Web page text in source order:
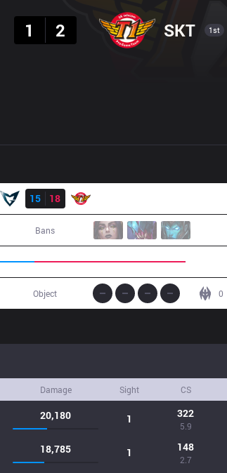
1
2 SKT 1st
15
18
Bans
0
Object
Damage Sight CS
20,180 1 322
5.9
18,785 1 148
2.7